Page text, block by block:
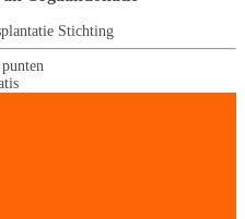
Stichting